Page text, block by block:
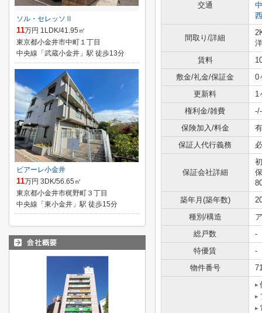
交通
間取り/詳細
賃料
敷金/礼金/保証金
0
更新料
1
権利金/雑費
-/-
保険加入/料金
保証人代行義務
保証会社詳細
築年月(築年数)
種別/構造
総戸数
-
特優賃
-
物件番号
ソル・セレッソⅡ
11万円 1LDK/41.95㎡
東京都小金井市中町１丁目
中央線「武蔵小金井」駅 徒歩13分
ビアーレ小金井
11万円 3DK/56.65㎡
東京都小金井市梶野町３丁目
中央線「東小金井」駅 徒歩15分